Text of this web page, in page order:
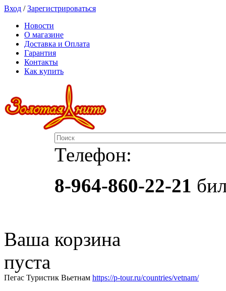
Вход /Зарегистрироваться
Новости
О магазине
Доставка и Оплата
Гарантия
Контакты
Как купить
Телефон:
8-964-860-22-21
Ваша корзина
пуста
Пегас Туристик Вьетнам https://p-tour.ru/countries/vetnam/